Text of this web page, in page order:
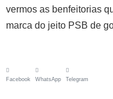
vermos as benfeitorias
marca do jeito PSB de
Facebook WhatsApp Telegram